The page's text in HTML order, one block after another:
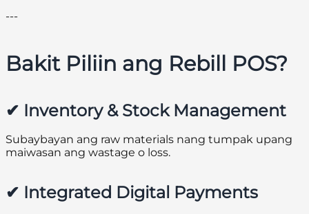
---
Bakit Piliin ang Rebill POS?
✔ Inventory & Stock Management
Subaybayan ang raw materials nang tumpak upang
maiwasan ang wastage o loss.
✔ Integrated Digital Payments